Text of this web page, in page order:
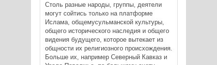
Столь разные народы, группы, деятели
могут сойтись только на платформе
Ислама, общемусульманской культуры,
общего исторического наследия и общего
видения будущего, которое вытекает из
общности их религиозного происхождения.
Больше их, например Северный Кавказ и